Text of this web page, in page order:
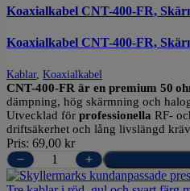
Koaxialkabel CNT-400-FR,
Koaxialkabel CNT-400-FR,
Kablar, Koaxialkabel
CNT-400-FR är en premium 50
dämpning, hög skärmning och
Utvecklad för professionella RF‑
driftsäkerhet och lång livslängd
Pris: 69,00 kr
−
+